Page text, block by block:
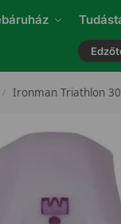
/ Ironman Triathlon